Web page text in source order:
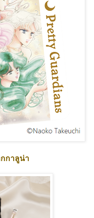
กาลูน่า